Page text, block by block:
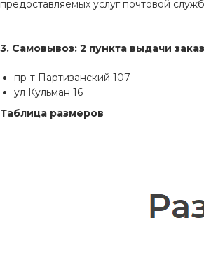
предоставляемых услуг почтовой
3. Самовывоз: 2 пункта выдачи
пр-т Партизанский 107
ул Кульман 16
Таблица размеров